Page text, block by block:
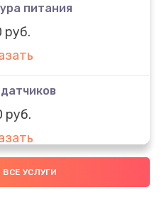
питания
руб.
руб.
чистка
УСЛУГИ